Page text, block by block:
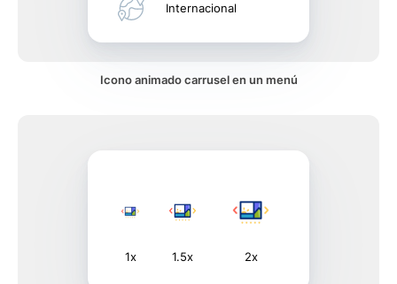
Internacional
Icono animado carrusel en un menú
1x 1.5x 2x